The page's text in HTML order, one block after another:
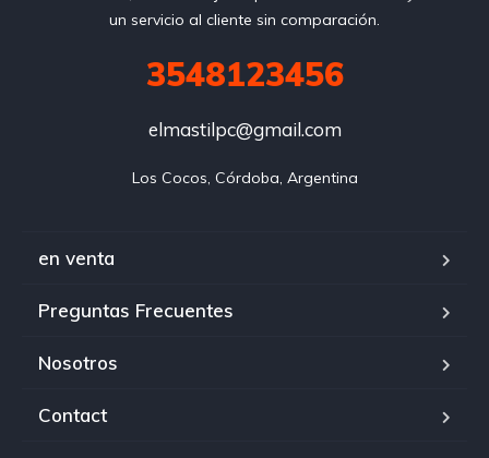
un servicio al cliente sin comparación.
3548123456
elmastilpc@gmail.com
Los Cocos, Córdoba, Argentina
en venta
Preguntas Frecuentes
Nosotros
Contact